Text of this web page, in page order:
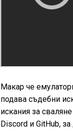
Макар че
подава съдебни
искания за
Discord и GitHub,